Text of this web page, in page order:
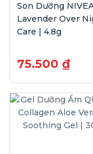
Son Dưỡng
Lavender Over
Care | 4.8g
75.500 ₫